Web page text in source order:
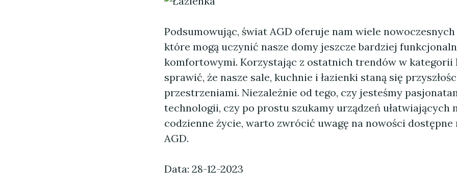
Podsumowując, świat AGD oferuje nam wiele
które mogą uczynić nasze domy jeszcze bardziej
komfortowymi. Korzystając z ostatnich trendów w kategorii
sprawić, że nasze sale, kuchnie i łazienki staną się
przestrzeniami. Niezależnie od tego, czy jesteśmy
technologii, czy po prostu szukamy urządzeń ułatwiających
codzienne życie, warto zwrócić uwagę na nowości dostępne
AGD.
Data: 28-12-2023